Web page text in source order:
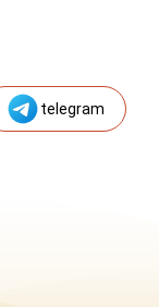
telegram